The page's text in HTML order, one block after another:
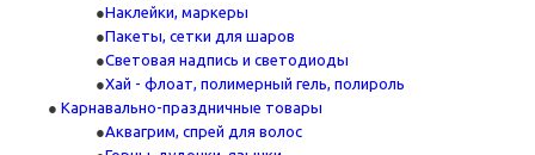
Наклейки, маркеры
Пакеты, сетки для шаров
Световая надпись и светодиоды
Хай - флоат, полимерный гель, полироль
Карнавально-праздничные товары
Аквагрим, спрей для волос